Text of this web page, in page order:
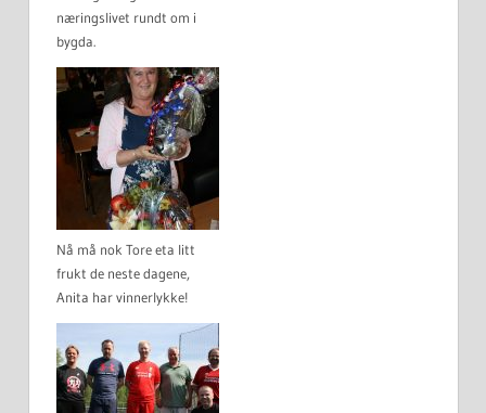
næringslivet rundt om i
bygda.
Nå må nok Tore eta litt
frukt de neste dagene,
Anita har vinnerlykke!